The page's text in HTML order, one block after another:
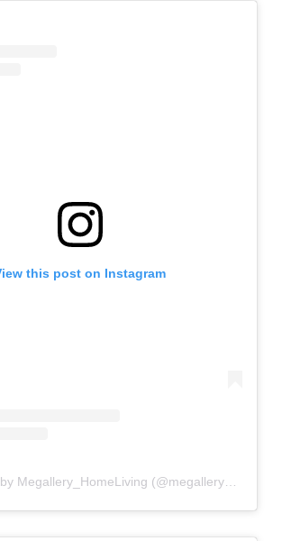
this post on Instagram
A post shared by Megallery_HomeLiving (@megallery_homeliving)